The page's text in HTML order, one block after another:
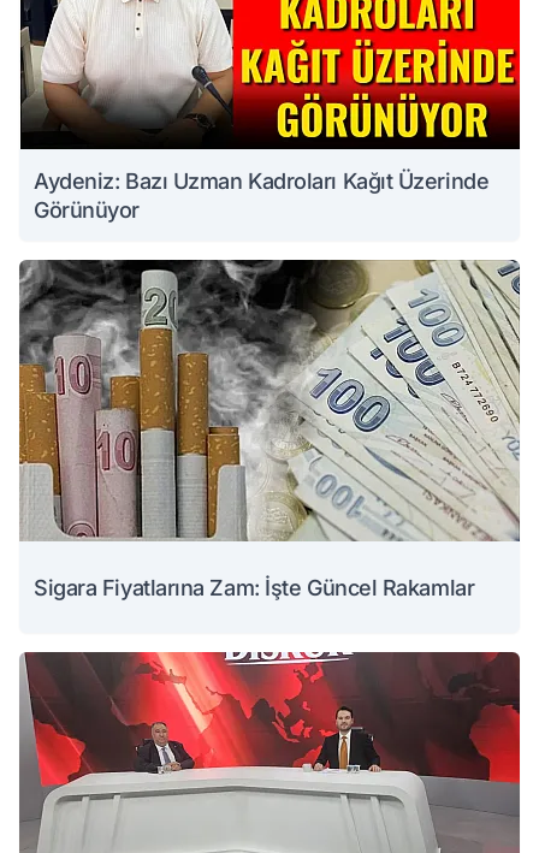
Aydeniz: Bazı Uzman Kadroları Kağıt Üzerinde
Görünüyor
Sigara Fiyatlarına Zam: İşte Güncel Rakamlar